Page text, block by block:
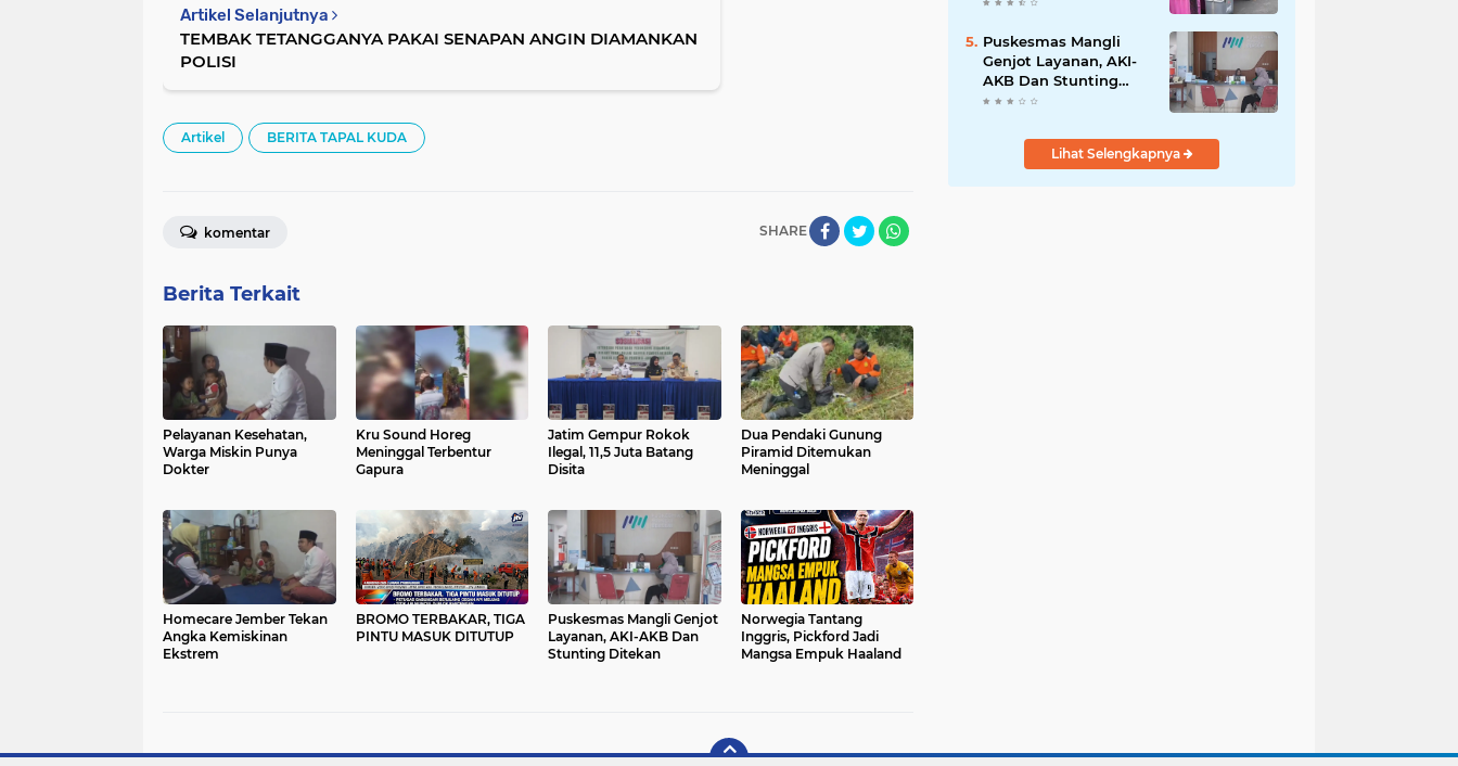
Artikel Selanjutnya
TEMBAK TETANGGANYA PAKAI SENAPAN ANGIN DIAMANKAN
POLISI
Artikel BERITA TAPAL KUDA
SHARE
komentar
Berita Terkait
Pelayanan Kesehatan,
Warga Miskin Punya
Dokter
Kru Sound Horeg
Meninggal Terbentur
Gapura
Jatim Gempur Rokok
Ilegal, 11,5 Juta Batang
Disita
Dua Pendaki Gunung
Piramid Ditemukan
Meninggal
Homecare Jember Tekan
Angka Kemiskinan
Ekstrem
BROMO TERBAKAR, TIGA
PINTU MASUK DITUTUP
Puskesmas Mangli Genjot
Layanan, AKI-AKB Dan
Stunting Ditekan
Norwegia Tantang
Inggris, Pickford Jadi
Mangsa Empuk Haaland
Puskesmas Mangli
Genjot Layanan, AKI-
AKB Dan Stunting
Ditekan
Lihat Selengkapnya